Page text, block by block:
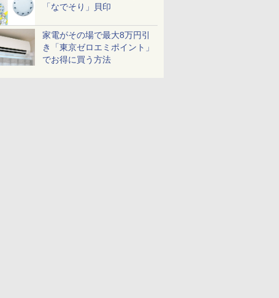
「なでそり」貝印
家電がその場で最大8万円引
き「東京ゼロエミポイント」
でお得に買う方法